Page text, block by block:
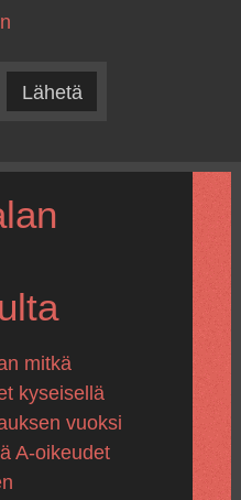
Lähetä
mitkä
kyseisellä
vuoksi
A-oikeudet